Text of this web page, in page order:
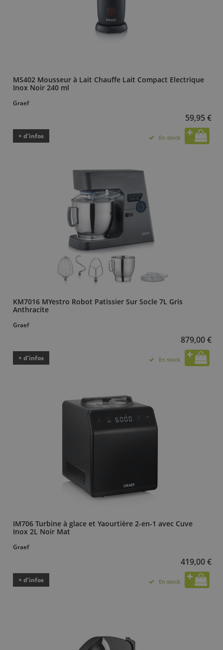
MS402 Mousseur à Lait Chauffe Lait Compact Electrique
Inox Noir 240 ml
Graef
59,95 €
+ d’infos En stock
KM7016 MYestro Robot Patissier Sur Socle 7L Gris
Anthracite
Graef
879,00 €
+ d’infos En stock
IM706 Turbine à glace et Yaourtière 2-en-1 avec Cuve
Inox 2L Noir Mat
Graef
419,00 €
+ d’infos En stock